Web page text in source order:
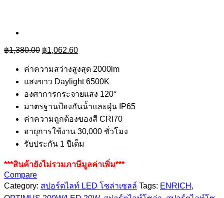
฿1,380.00 Original
was:
฿1,380.00.
฿1,062.60Current
is:
฿1,062.60.
ค่าความสว่างสูงสุด 2000lm
แสงขาว Daylight 6500K
องศาการกระจายแสง 120°
มาตรฐานป้องกันน้ำและฝุ่น IP65
ค่าความถูกต้องของสี CRI70
อายุการใช้งาน 30,000 ชั่วโมง
รับประกัน 1 ปีเต็ม
***สินค้ายังไม่รวมภาษีมูลค่าเพิ่ม***
Compare
Category: สปอร์ตไลท์ LED โซล่าเซลล์ Tags: ENRICH ,